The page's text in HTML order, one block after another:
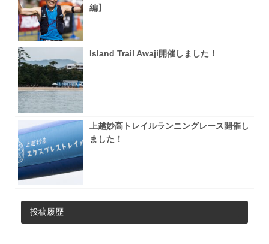
編】
Island Trail Awaji開催しました！
上越妙高トレイルランニングレース開催し
ました！
投稿履歴